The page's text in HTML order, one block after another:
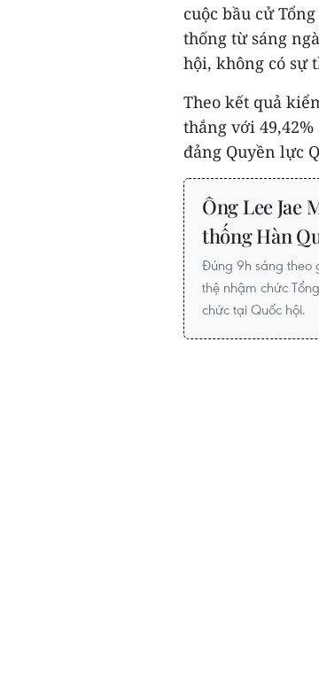
cuộc bầu cử
thống từ sáng
hội, không có sự
Theo kết quả
thắng với
đảng Quyền lực
Ông Lee Jae
thống Hàn
Đúng 9h sáng theo
thệ nhậm chức
chức tại Quốc hội.